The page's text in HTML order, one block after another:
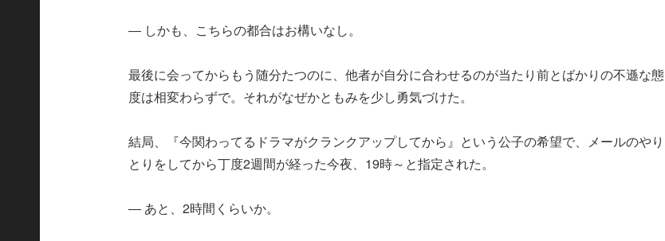
― しかも、こちらの都合はお構いなし。
最後に会ってからもう随分たつのに、他者が自分に合わせるのが当たり前とばかりの不遜な態
度は相変わらずで。それがなぜかともみを少し勇気づけた。
結局、『今関わってるドラマがクランクアップしてから』という公子の希望で、メールのやり
とりをしてから丁度2週間が経った今夜、19時～と指定された。
― あと、2時間くらいか。